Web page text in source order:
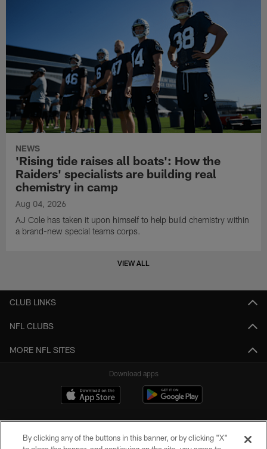
NEWS
'Rising tide raises all boats': How the
Raiders' specialists are building real
chemistry in camp
Aug 04, 2026
AJ Cole has taken it upon himself to help build chemistry within
a brand-new special teams corps.
VIEW ALL
CLUB LINKS
NFL CLUBS
MORE NFL SITES
Download apps
By clicking any of the buttons in this banner, or by clicking "X"